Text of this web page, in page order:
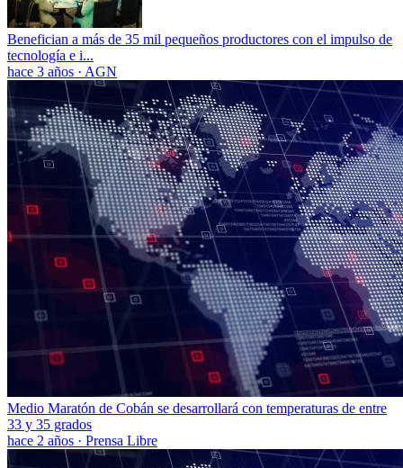
Benefician a más de 35 mil pequeños productores con el impulso de
tecnología e i...
hace 3 años · AGN
Medio Maratón de Cobán se desarrollará con temperaturas de entre
33 y 35 grados
hace 2 años · Prensa Libre